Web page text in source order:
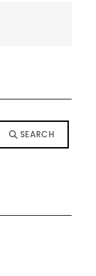
SEARCH